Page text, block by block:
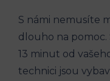
S námi nemusíte
dlouho na
13 minut od
technici jsou